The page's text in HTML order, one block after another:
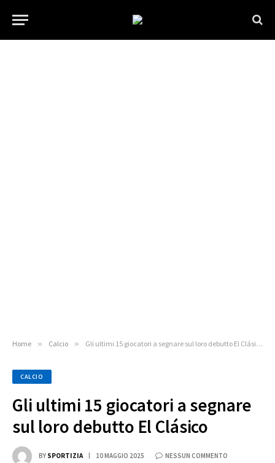
Home » Calcio » Gli ultimi 15 giocatori a segnare sul loro debutto El Clásico
CALCIO
Gli ultimi 15 giocatori a segnare
sul loro debutto El Clásico
BY SPORTIZIA 10 MAGGIO 2025 NESSUN COMMENTO